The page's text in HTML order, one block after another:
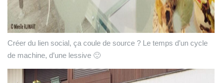
Créer du lien social, ça coule de source ? Le temps d’un cycle
de machine, d’une lessive 🙂